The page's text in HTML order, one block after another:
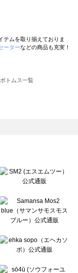
テムを取り揃えておりま
ーターなどの商品も充実！
トムス一覧
ス）のボトムス一覧
ス一覧